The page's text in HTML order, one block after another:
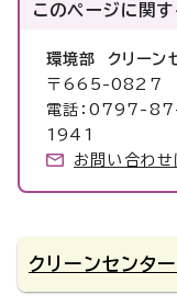
このページに関す
環境部 クリーン
〒665-0827
電話：0797-
1941
お問い合わせ
クリーンセンタ